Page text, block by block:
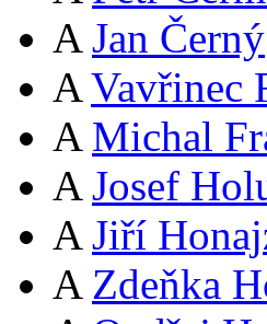
A Jan Černý
A Vavřinec
A Michal
A Josef
A Jiří
A Zdeňka